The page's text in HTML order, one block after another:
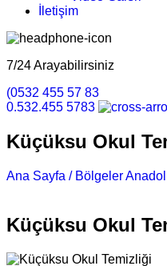
İletişim
7/24 Arayabilirsiniz
(0532 455 57 83
0.532.455 5783
Küçüksu Okul
Ana Sayfa / Bölgeler
Küçüksu Okul